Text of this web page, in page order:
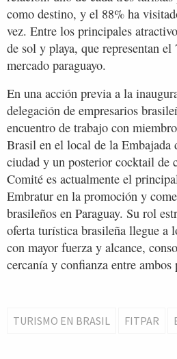
como destino, y el 88% ha
vez. Entre los principales
de sol y playa, que representan
mercado paraguayo.
En una acción previa a la
delegación de empresarios
encuentro de trabajo con
Brasil en el local de la Embajada
ciudad y un posterior cocktail
Comité es actualmente el
Embratur en la promoción y
brasileños en Paraguay. Su rol
oferta turística brasileña llegue a
con mayor fuerza y ​​alcance,
cercanía y confianza entre ambos
TURISMO EN BRASIL FITPAR